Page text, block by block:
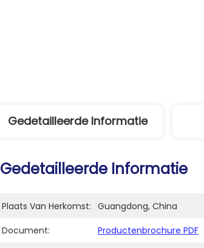
Gedetailleerde Informatie
Gedetailleerde Informatie
Plaats Van Herkomst: Guangdong, China
Document:
Productenbrochure PDF